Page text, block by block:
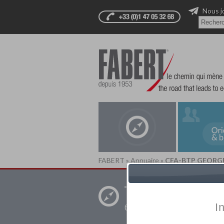
Nous
FABERT » Annuaire » CFA-BTP
Trouver un
établissement